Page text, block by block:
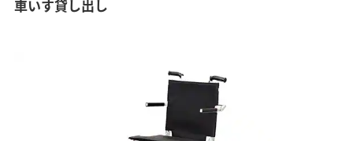
車いす貸し出し